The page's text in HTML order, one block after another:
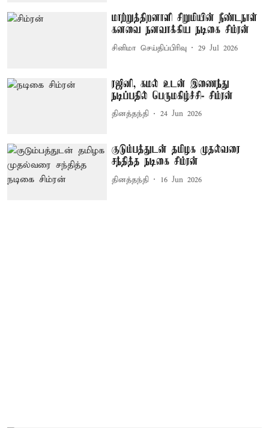
மாற்றுத்திறனாளி சிறுமியின் நீண்டநாள்
கனவை நனவாக்கிய நடிகை சிம்ரன்
சினிமா செய்திப்பிரிவு 29 Jul 2026
ரஜினி, கமல் உடன் இணைந்து
நடிப்பதில் பெருமகிழ்ச்சி- சிம்ரன்
தினத்தந்தி 24 Jun 2026
குடும்பத்துடன் தமிழக முதல்வரை
சந்தித்த நடிகை சிம்ரன்
தினத்தந்தி 16 Jun 2026